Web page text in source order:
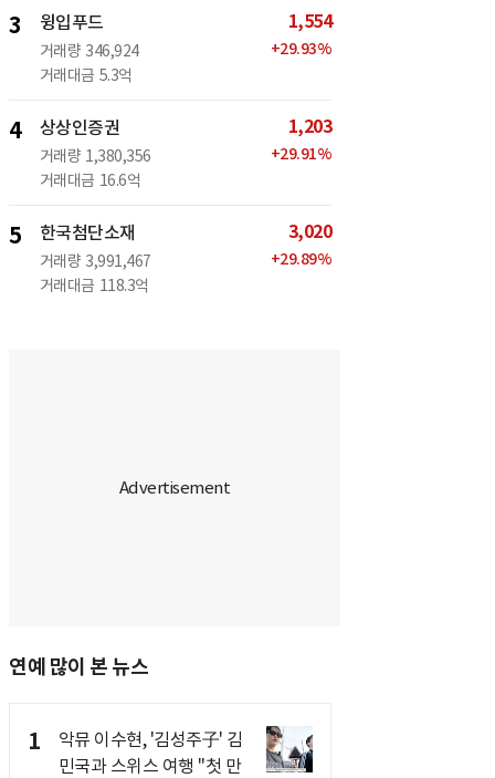
3 윙입푸드
거래량 346,924
거래대금 5.3억
1,554
+29.93%
4 상상인증권
거래량 1,380,356
거래대금 16.6억
1,203
+29.91%
5 한국첨단소재
거래량 3,991,467
거래대금 118.3억
3,020
+29.89%
연예 많이 본 뉴스
1
악뮤 이수현, '김성주子' 김
민국과 스위스 여행 "첫 만